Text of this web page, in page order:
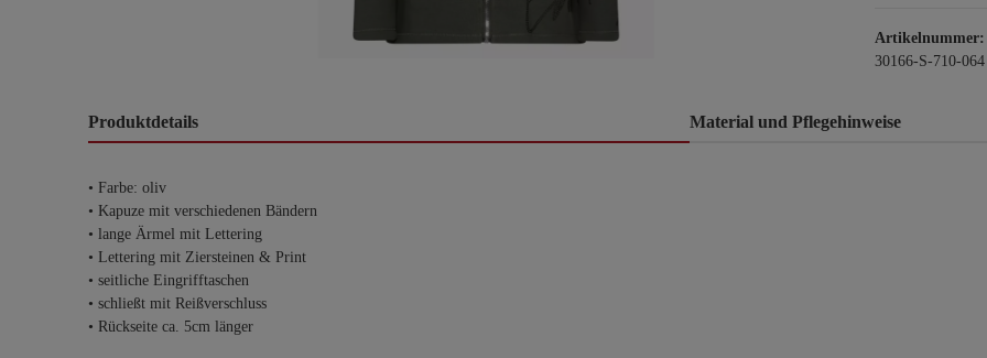
Artikelnummer:
30166-S-710-064
Produktdetails Material und Pflegehinweise
• Farbe: oliv
• Kapuze mit verschiedenen Bändern
• lange Ärmel mit Lettering
• Lettering mit Ziersteinen & Print
• seitliche Eingrifftaschen
• schließt mit Reißverschluss
• Rückseite ca. 5cm länger